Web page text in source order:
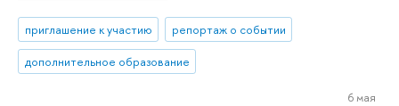
приглашение к участию
репортаж о событии
дополнительное образование
6 мая